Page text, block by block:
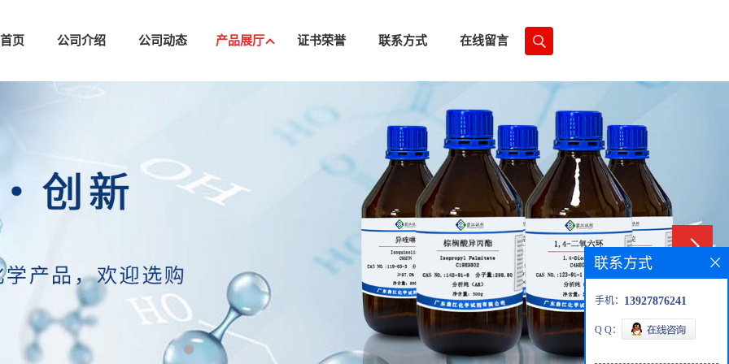
页 公司介绍 公司动态 产品展厅 证书荣誉 联系方式 在线留言
联系方式
手机： 13927876241
Q Q：